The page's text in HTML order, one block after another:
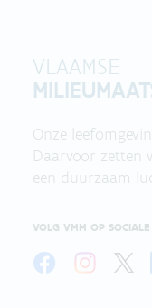
VLAAMSE
Onze
Daarvoor zetten
een duurzaam
VOLG VMM OP